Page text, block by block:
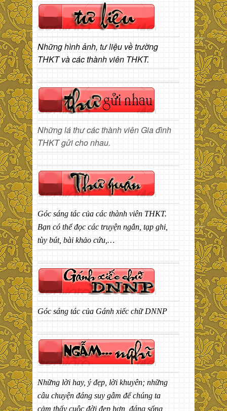
Những hình ảnh, tư liệu về trường
THKT và các thành viên THKT.
Những lá thư các thành viên Gia đình
THKT gửi cho nhau.
Góc sáng tác của các thành viên THKT.
Bạn có thể đọc các truyện ngắn, tạp ghi,
tùy bút, bài khảo cứu,…
Góc sáng tác của Gánh xiếc chữ DNNP
Những lời hay, ý đẹp, lời khuyên; những
câu chuyện đáng suy gẫm để chúng ta
cảm thấy cuộc đời đẹp hơn, đáng sống